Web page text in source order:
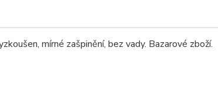
mírné zašpinění, bez vady. Bazarové zboží.